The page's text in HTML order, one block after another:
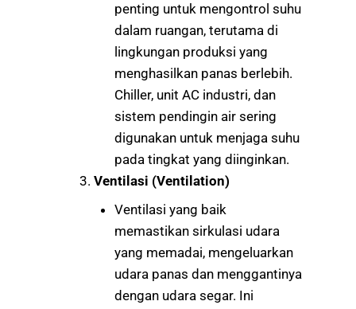
penting untuk mengontrol suhu
dalam ruangan, terutama di
lingkungan produksi yang
menghasilkan panas berlebih.
Chiller, unit AC industri, dan
sistem pendingin air sering
digunakan untuk menjaga suhu
pada tingkat yang diinginkan.
Ventilasi (Ventilation)
Ventilasi yang baik
memastikan sirkulasi udara
yang memadai, mengeluarkan
udara panas dan menggantinya
dengan udara segar. Ini